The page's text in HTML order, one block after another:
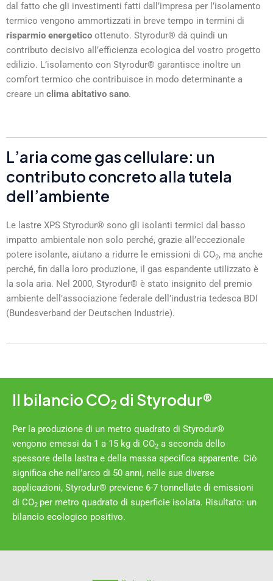
dal fatto che gli investimenti fatti dall’impresa per l’isolamento
termico vengono ammortizzati in breve tempo in termini di
risparmio energetico ottenuto. Styrodur® dà quindi un
contributo decisivo all’efficienza ecologica del vostro progetto
edilizio. L’isolamento con Styrodur® garantisce inoltre un
comfort termico che contribuisce in modo determinante a
creare un clima abitativo sano.
L’aria come gas cellulare: un
contributo concreto alla tutela
dell’ambiente
Le lastre XPS Styrodur® sono gli isolanti termici dal basso
impatto ambientale non solo perché, grazie all’eccezionale
potere isolante, aiutano a ridurre le emissioni di CO2, ma anche
perché, fin dalla loro produzione, il gas espandente utilizzato è
la sola aria. Nel 2000, Styrodur® è stato insignito del premio
ambiente dell’associazione federale dell’industria tedesca BDI
(Bundesverband der Deutschen Industrie).
Il bilancio CO2 di Styrodur®
Per la produzione di un metro quadrato di Styrodur®
vengono emessi da 1 a 15 kg di CO2 a seconda dello
spessore della lastra e della massa specifica apparente. Ciò
significa che nell’arco di 50 anni, nelle sue diverse
applicazioni, Styrodur® previene 6-7 tonnellate di emissioni
di CO2 per metro quadrato di superficie isolata. Risultato: un
bilancio ecologico positivo.